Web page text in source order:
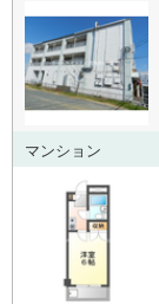
マンション